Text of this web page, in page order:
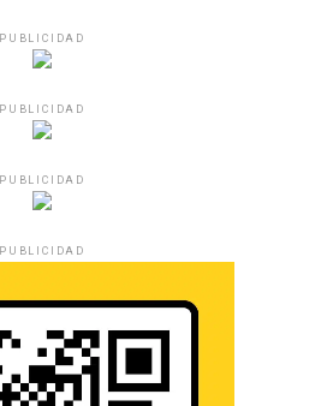
PUBLICIDAD
PUBLICIDAD
PUBLICIDAD
PUBLICIDAD